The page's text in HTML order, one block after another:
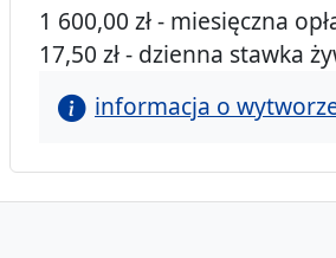
1 600,00 zł - miesięczna
17,50 zł - dzienna stawka
informacja o